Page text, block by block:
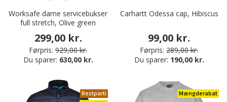
Worksafe dame servicebukser
full stretch, Olive green
299,00 kr.
Førpris: 929,00 kr.
Du sparer: 630,00 kr.
Carhartt Odessa cap, Hibiscus
99,00 kr.
Førpris: 289,00 kr.
Du sparer: 190,00 kr.
Restparti
Mængderabat